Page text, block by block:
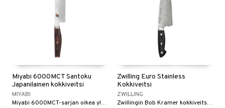
Miyabi 6000MCT Santoku
Japanilainen kokkiveitsi
MIYABI
Miyabi 6000MCT-sarjan oikea yleisveitsi, koska sen terän etuosa on puoliympyränmuotoinen.
Zwilling Euro Stainless
Kokkiveitsi
ZWILLING
Zwillingin Bob Kramer kokkiveitsi on loistava yleisveitsi, jota voi käyttää yrttien pilkkomiseen ja vihannesten, lihan ja kalan leikkaamiseen.